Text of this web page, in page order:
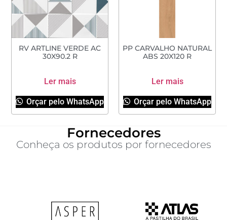
RV ARTLINE VERDE AC
30X90.2 R
Ler mais
Orçar pelo WhatsApp
PP CARVALHO NATURAL
ABS 20X120 R
Ler mais
Orçar pelo WhatsApp
Fornecedores
Conheça os produtos por fornecedores